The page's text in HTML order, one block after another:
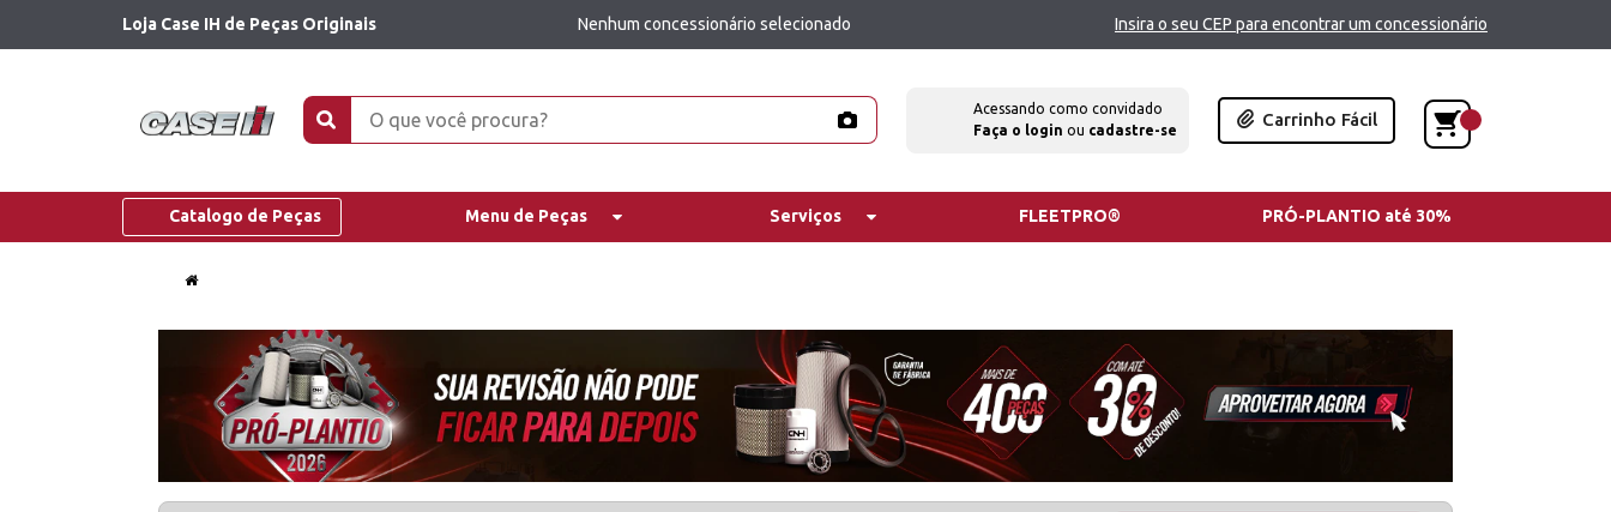
Loja Case IH de Peças Originais Nenhum concessionário selecionado Insira o seu CEP para encontrar um concessionário
Acessando como convidado
Faça o login ou cadastre-se
Carrinho Fácil
Catalogo de Peças Menu de Peças Serviços FLEETPRO® PRÓ-PLANTIO até 30%